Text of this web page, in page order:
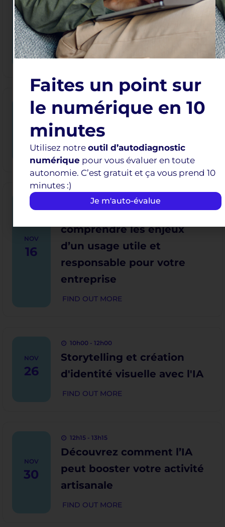
NOV
02
Découvrez comment
l’Intelligence artificielle
peut booster votre activité
FIND OUT MORE
12
12h30 - 13h30
Canva : comment gagner
du temps au quotidien ?
FIND OUT MORE
NOV
16
12h15 - 13h15
IA et éthique :
comprendre les enjeux
d’un usage utile et
responsable pour votre
entreprise
FIND OUT MORE
NOV
26
10h00 - 12h00
Storytelling et création
d'identité visuelle avec l'IA
FIND OUT MORE
NOV
30
12h15 - 13h15
Découvrez comment l’IA
peut booster votre activité
artisanale
FIND OUT MORE
Faites un point sur
le numérique en 10
minutes
Utilisez notre outil d’autodiagnostic
numérique pour vous évaluer en toute
autonomie. C’est gratuit et ça vous prend 10
minutes :)
Je m'auto-évalue